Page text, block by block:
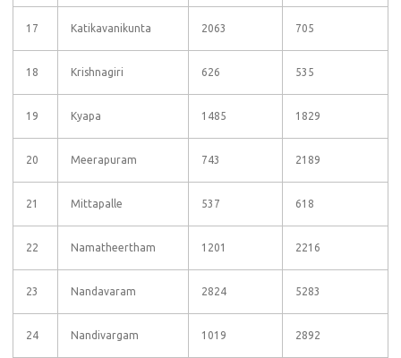
17 Katikavanikunta 2063 705
18 Krishnagiri 626 535
19 Kyapa 1485 1829
20 Meerapuram 743 2189
21 Mittapalle 537 618
22 Namatheertham 1201 2216
23 Nandavaram 2824 5283
24 Nandivargam 1019 2892